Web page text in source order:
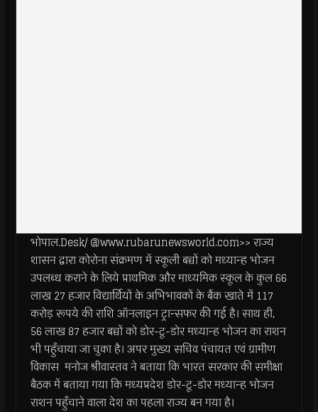
भोपाल.Desk/ @www.rubarunewsworld.com>> राज्य
शासन द्वारा कोरोना संक्रमण में स्कूली बच्चों को मध्यान्ह भोजन
उपलब्ध कराने के लिये प्राथमिक और माध्यमिक स्कूल के कुल 66
लाख 27 हजार विद्यार्थियों के अभिभावकों के बैंक खाते में 117
करोड़ रूपये की राशि ऑनलाइन ट्रान्सफर की गई है। साथ ही,
56 लाख 87 हजार बच्चों को डोर-टू-डोर मध्यान्ह भोजन का राशन
भी पहुँचाया जा चुका है। अपर मुख्य सचिव पंचायत एवं ग्रामीण
विकास मनोज श्रीवास्तव ने बताया कि भारत सरकार की समीक्षा
बैठक में बताया गया कि मध्यप्रदेश डोर-टू-डोर मध्यान्ह भोजन
राशन पहुँचाने वाला देश का पहला राज्य बन गया है।